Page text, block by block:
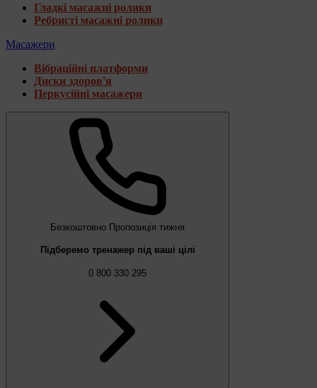
Гладкі масажні ролики
Ребристі масажні ролики
Масажери
Вібраційні платформи
Диски здоров'я
Перкусійні масажери
Безкоштовно Пропозиція тижня
Підберемо тренажер під ваші цілі
0 800 330 295